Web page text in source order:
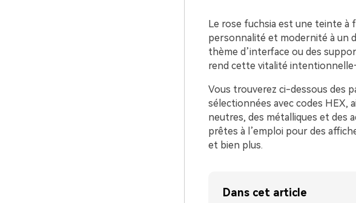
Le rose fuchsia est une teinte à
personnalité et modernité à un
thème d’interface ou des
rend cette vitalité
Vous trouverez ci-dessous des
sélectionnées avec codes HEX,
neutres, des métalliques et des
prêtes à l’emploi pour des
et bien plus.
Dans cet article